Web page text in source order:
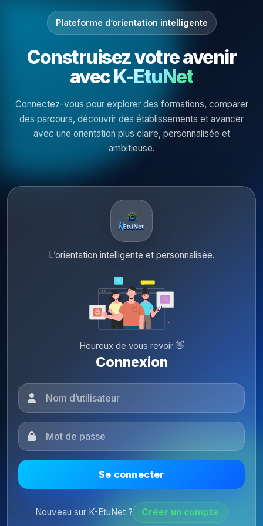
Plateforme d’orientation intelligente
Construisez votre avenir
avecK-EtuNet
Connectez-vous pour explorer des formations, comparer
des parcours, découvrir des établissements et avancer
avec une orientation plus claire, personnalisée et
ambitieuse.
L’orientation intelligente et personnalisée.
Heureux de vous revoir 👋
Connexion
Se connecter
Nouveau sur K-EtuNet ? Créer un compte